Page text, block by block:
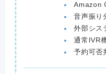
Amazon
音声振り
外部シス
通常IVR
予約可否